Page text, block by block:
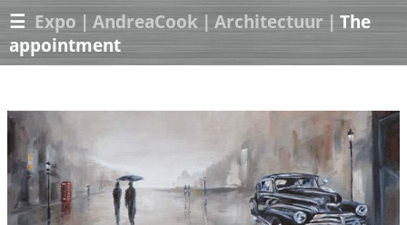
☰ Expo | AndreaCook | Architectuur | The
appointment